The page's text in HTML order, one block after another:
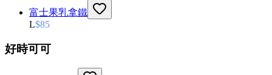
富士果乳拿鐵
L$85
好時可可